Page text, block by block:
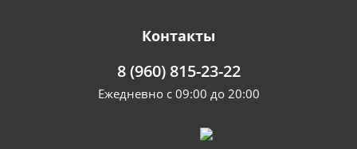
Контакты
8 (960) 815-23-22
Ежедневно с 09:00 до 20:00